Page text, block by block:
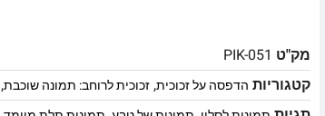
מק"ט PIK-051
קטגוריות הדפסה על זכוכית,זכוכית לרוחב: תמונה שוכבת,